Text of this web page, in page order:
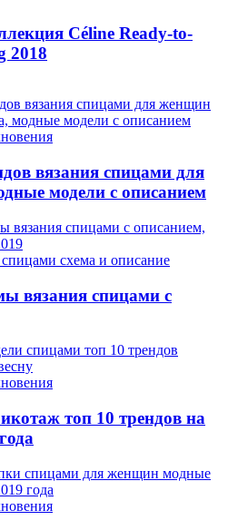
Céline Ready-to-
2018
вязания спицами для
модели с описанием
схема и описание
вязания спицами с
топ 10 трендов на